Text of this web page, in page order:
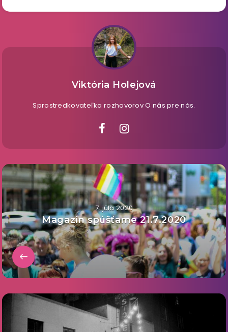
Viktória Holejová
Sprostredkovateľka rozhovorov O nás pre nás.
7. júla 2020
Magazín spúšťame 21.7.2020